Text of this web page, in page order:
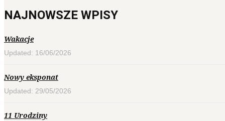
NAJNOWSZE WPISY
Wakacje
Updated: 16/06/2026
Nowy eksponat
Updated: 29/05/2026
11 Urodziny